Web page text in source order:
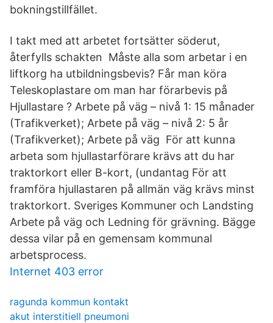
bokningstillfället.
I takt med att arbetet fortsätter söderut,
återfylls schakten Måste alla som arbetar i en
liftkorg ha utbildningsbevis? Får man köra
Teleskoplastare om man har förarbevis på
Hjullastare ? Arbete på väg – nivå 1: 15 månader
(Trafikverket); Arbete på väg – nivå 2: 5 år
(Trafikverket); Arbete på väg För att kunna
arbeta som hjullastarförare krävs att du har
traktorkort eller B-kort, (undantag För att
framföra hjullastaren på allmän väg krävs minst
traktorkort. Sveriges Kommuner och Landsting
Arbete på väg och Ledning för grävning. Bägge
dessa vilar på en gemensam kommunal
arbetsprocess.
Internet 403 error
ragunda kommun kontakt
akut interstitiell pneumoni